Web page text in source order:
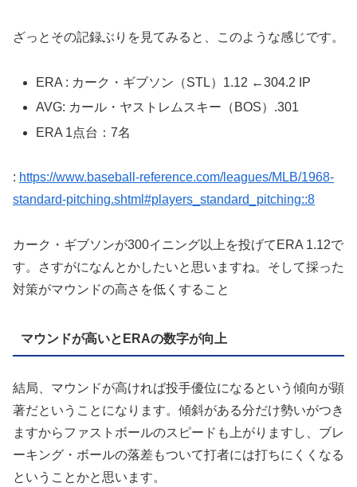
ざっとその記録ぶりを見てみると、このような感じです。
ERA : カーク・ギブソン（STL）1.12 ←304.2 IP
AVG: カール・ヤストレムスキー（BOS）.301
ERA 1点台：7名
: https://www.baseball-reference.com/leagues/MLB/1968-
standard-pitching.shtml#players_standard_pitching::8
カーク・ギブソンが300イニング以上を投げてERA 1.12で
す。さすがになんとかしたいと思いますね。そして採った
対策がマウンドの高さを低くすること
マウンドが高いとERAの数字が向上
結局、マウンドが高ければ投手優位になるという傾向が顕
著だということになります。傾斜がある分だけ勢いがつき
ますからファストボールのスピードも上がりますし、ブレ
ーキング・ボールの落差もついて打者には打ちにくくなる
ということかと思います。